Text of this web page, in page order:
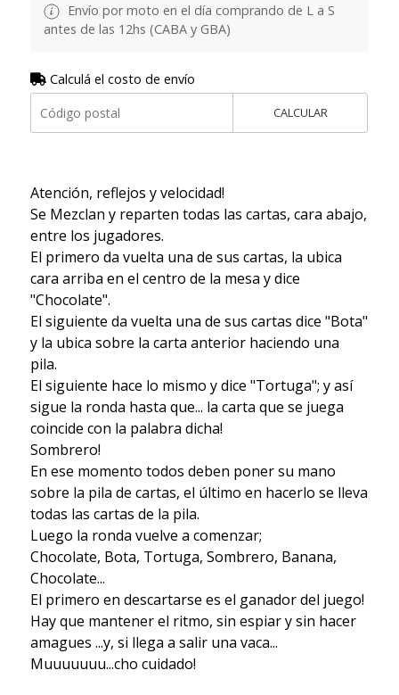
Envío por moto en el día comprando de L a S
antes de las 12hs (CABA y GBA)
Calculá el costo de envío
CALCULAR
Atención, reflejos y velocidad!
Se Mezclan y reparten todas las cartas, cara abajo,
entre los jugadores.
El primero da vuelta una de sus cartas, la ubica
cara arriba en el centro de la mesa y dice
"Chocolate".
El siguiente da vuelta una de sus cartas dice "Bota"
y la ubica sobre la carta anterior haciendo una
pila.
El siguiente hace lo mismo y dice "Tortuga"; y así
sigue la ronda hasta que... la carta que se juega
coincide con la palabra dicha!
Sombrero!
En ese momento todos deben poner su mano
sobre la pila de cartas, el último en hacerlo se lleva
todas las cartas de la pila.
Luego la ronda vuelve a comenzar;
Chocolate, Bota, Tortuga, Sombrero, Banana,
Chocolate...
El primero en descartarse es el ganador del juego!
Hay que mantener el ritmo, sin espiar y sin hacer
amagues ...y, si llega a salir una vaca...
Muuuuuuu...cho cuidado!